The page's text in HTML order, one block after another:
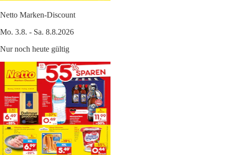
Netto Marken-Discount
Mo. 3.8. - Sa. 8.8.2026
Nur noch heute gültig